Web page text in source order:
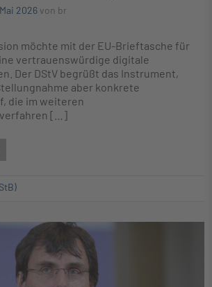
2026von br
möchte mit der EU-Brieftasche für
vertrauenswürdige digitale
Der DStV begrüßt das Instrument,
aber konkrete
die im weiteren
[…]